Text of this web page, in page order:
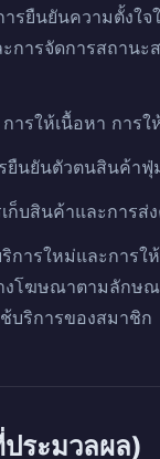
รยืนยันความตั้งใ
การจัดการสถาน
ารให้เนื้อหา กา
ยืนยันตัวตนสินค้า
ก็บสินค้าและการ
ารใหม่และการ
งโฆษณาตามลักษ
บริการของสมาชิก
ระมวลผล)